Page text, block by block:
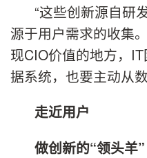
“这些创新源自研
源于用户需求的收集
现CIO价值的地方，
据系统，也要主动从
走近用户
做创新的“领头羊”